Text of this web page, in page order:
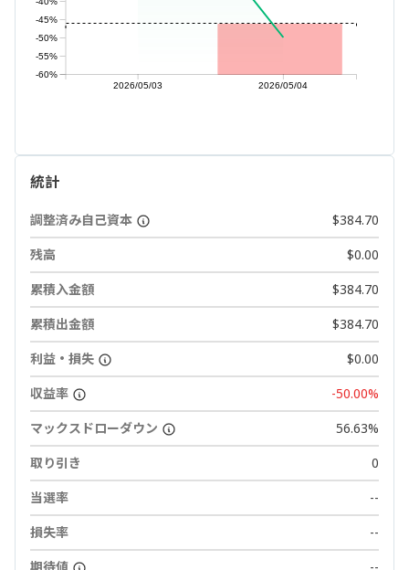
-60%
-55%
-50%
-45%
2026/05/03 2026/05/04
統計
調整済み自己資本
$384.70
残高
$0.00
累積入金額
$384.70
累積出金額
$384.70
利益・損失
$0.00
収益率
-50.00%
マックスドローダウン
56.63%
取り引き
0
当選率
--
損失率
--